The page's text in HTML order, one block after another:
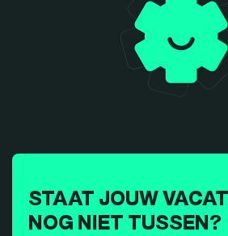
STAAT JOUW
NOG NIET TUSSEN?